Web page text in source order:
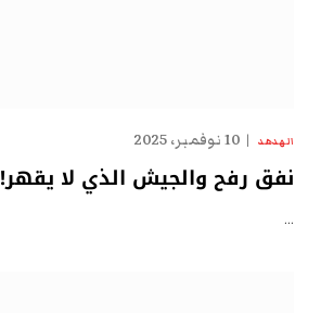
الهدهد 10 نوفمبر، 2025
نفق رفح والجيش الذي لا يقهر!
…